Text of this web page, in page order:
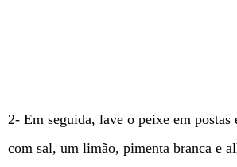
2- Em seguida, lave o peixe em postas
com sal, um limão, pimenta branca e